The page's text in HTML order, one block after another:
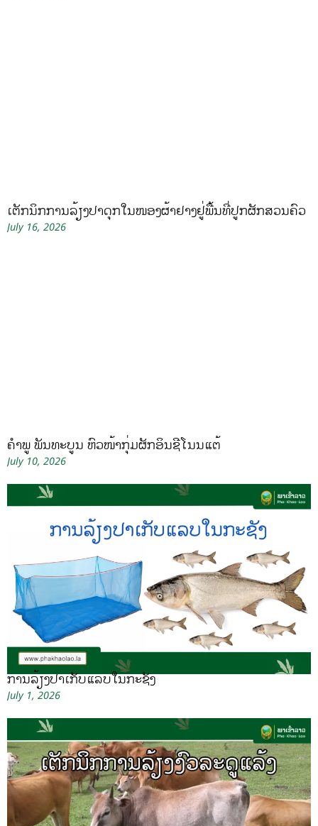
ເຕັກນິກການລ້ຽງປາດຸກໃນໜອງຜ້າຢາງຢູ່ພື້ນທີ່ປູກຜັກສວນຄົວ
July 16, 2026
ຄໍາພູ ພັນທະບູນ ຫົວໜ້າກຸ່ມຜັກອິນຊີໂນນແຕ້
July 10, 2026
ການລ້ຽງປາເກັບແລບໃນກະຊັງ
July 1, 2026